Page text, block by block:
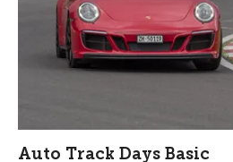
Auto Track Days Basic